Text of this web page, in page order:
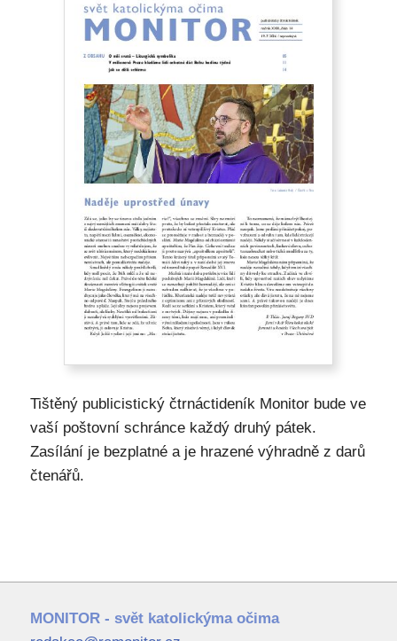
Tištěný publicistický čtrnáctideník Monitor bude ve
vaší poštovní schránce každý druhý pátek.
Zasílání je bezplatné a je hrazené výhradně z darů
čtenářů.
MONITOR - svět katolickýma očima